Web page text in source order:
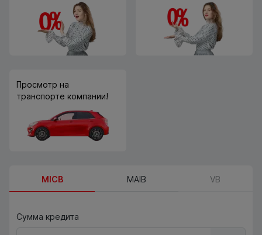
Просмотр на
транспорте компании!
MICB MAIB VB
Сумма кредита